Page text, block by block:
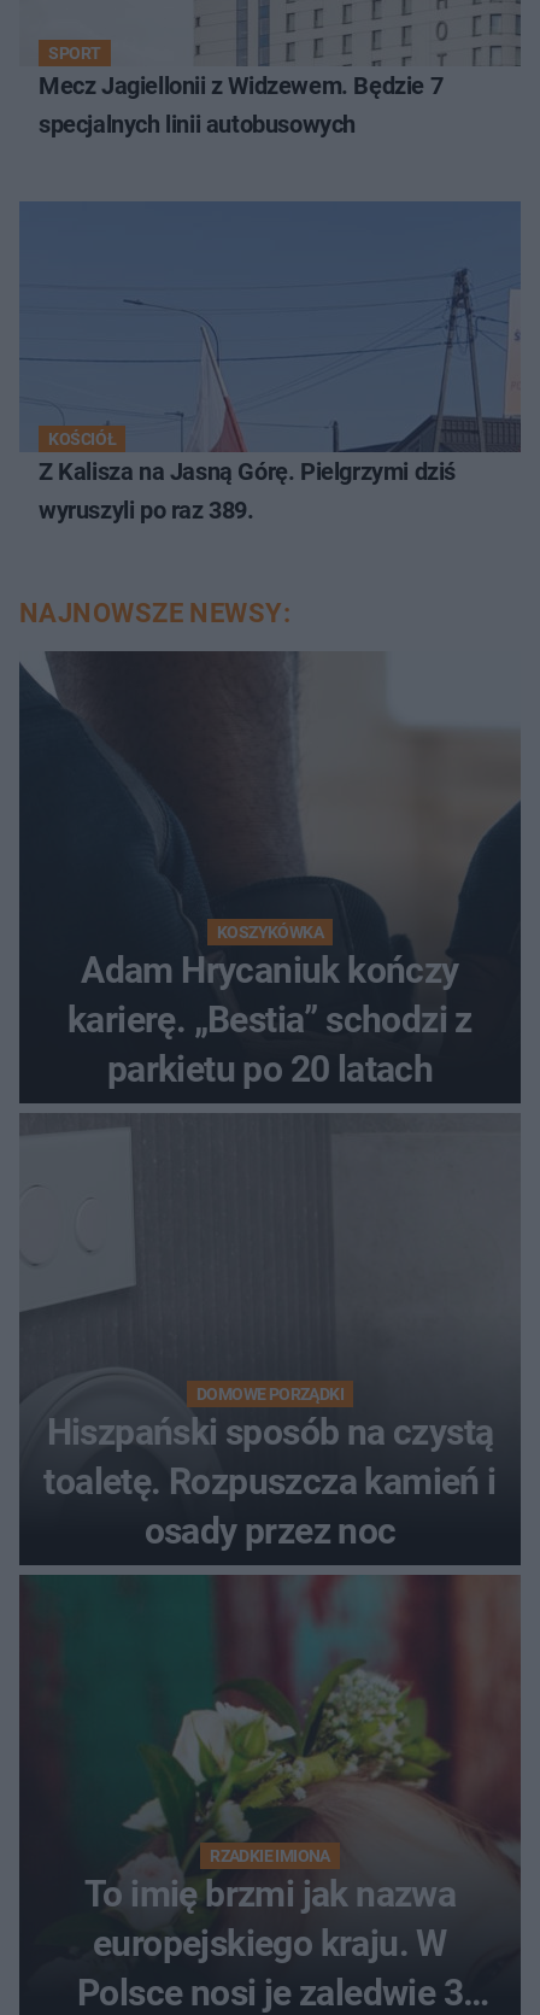
SPORT
Mecz Jagiellonii z Widzewem. Będzie 7
specjalnych linii autobusowych
KOŚCIÓŁ
Z Kalisza na Jasną Górę. Pielgrzymi dziś
wyruszyli po raz 389.
NAJNOWSZE NEWSY:
KOSZYKÓWKA
Adam Hrycaniuk kończy
karierę. „Bestia” schodzi z
parkietu po 20 latach
DOMOWE PORZĄDKI
Hiszpański sposób na czystą
toaletę. Rozpuszcza kamień i
osady przez noc
RZADKIE IMIONA
To imię brzmi jak nazwa
europejskiego kraju. W
Polsce nosi je zaledwie 3